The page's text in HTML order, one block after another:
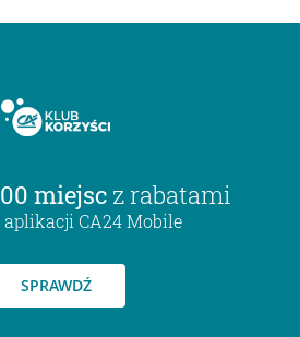
miejsc z rabatami
aplikacji CA24 Mobile
SPRAWDŹ